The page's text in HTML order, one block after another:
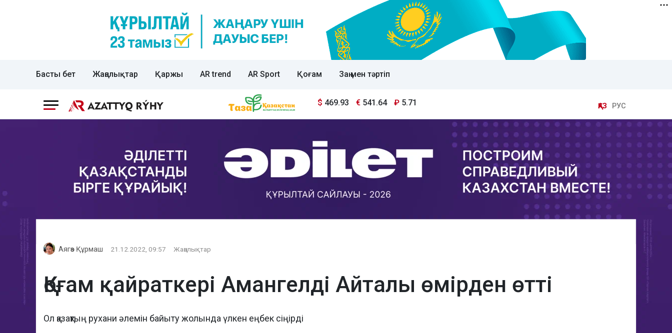
Басты бет Жаңалықтар Қаржы AR trend AR Sport Қоғам Заң мен тәртіп
$ 469.93 € 541.64 ₽ 5.71 ҚАЗ РУС
Аягөз Құрмаш 21.12.2022, 09:57 Жаңалықтар
Қоғам қайраткері Амангелді Айталы өмірден өтті
Ол қазақтың рухани әлемін байыту жолында үлкен еңбек сіңірді